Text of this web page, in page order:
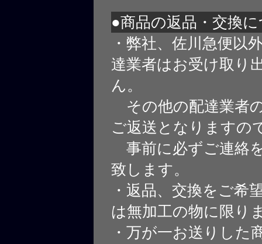
●商品の返品・交換
・弊社、佐川急便以
達業者はお受け取り
ん。
その他の配達業者
ご返送となりますの
事前に必ずご連絡
致します。
・返品、交換をご希
は無加工の物に限り
・万が一お送りした